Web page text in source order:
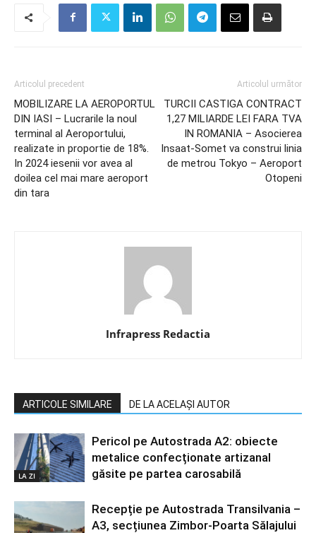
Articolul precedent
MOBILIZARE LA AEROPORTUL
DIN IASI – Lucrarile la noul
terminal al Aeroportului,
realizate in proportie de 18%.
In 2024 iesenii vor avea al
doilea cel mai mare aeroport
din tara
Articolul următor
TURCII CASTIGA CONTRACT
1,27 MILIARDE LEI FARA TVA
IN ROMANIA – Asocierea
Insaat-Somet va construi linia
de metrou Tokyo – Aeroport
Otopeni
Infrapress Redactia
ARTICOLE SIMILARE DE LA ACELAȘI AUTOR
LA ZI
Pericol pe Autostrada A2: obiecte
metalice confecționate artizanal
găsite pe partea carosabilă
Recepție pe Autostrada Transilvania –
A3, secțiunea Zimbor-Poarta Sălajului